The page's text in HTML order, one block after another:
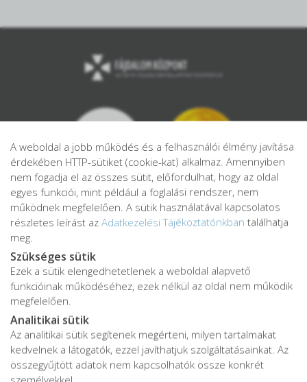
Adatkezelési tájékoztató
Adatvédelmi tájékoztató
Impresszum
Karrier
A weboldal a jobb működés és a felhasználói élmény javítása
érdekében HTTP-sütiket (cookie-kat) alkalmaz. Amennyiben
nem fogadja el az összes sütit, előfordulhat, hogy az oldal
egyes funkciói, mint például a foglalási rendszer, nem
működnek megfelelően. A sütik használatával kapcsolatos
részletes leírást az Adatkezelési Tájékoztatónkban találhatja
meg.
Szükséges sütik
Ezek a sütik elengedhetetlenek a weboldal alapvető
funkcióinak működéséhez, ezek nélkül az oldal nem működik
megfelelően.
Analitikai sütik
Az analitikai sütik segítenek megérteni, milyen tartalmakat
kedvelnek a látogatók, ezzel javíthatjuk szolgáltatásainkat. Az
összegyűjtött adatok nem kapcsolhatók össze konkrét
személyekkel.